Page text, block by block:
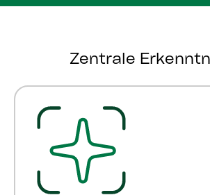
Zentrale